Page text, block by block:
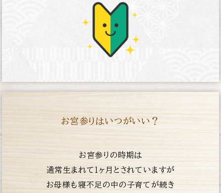
お宮参りはいつがいい？
お宮参りの時期は
通常生まれて１ヶ月とされていますが
お母様も寝不足の中の子育てが続き